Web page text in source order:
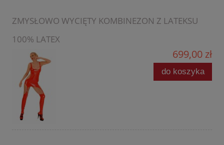
ZMYSŁOWO WYCIĘTY KOMBINEZON Z LATEKSU
100% LATEX
699,00 zł
do koszyka